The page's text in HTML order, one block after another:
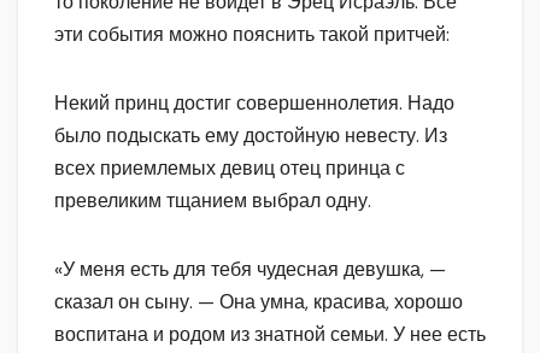
эти события можно пояснить такой притчей:
Некий принц достиг совершеннолетия. Надо
было подыскать ему достойную невесту. Из
всех приемлемых девиц отец принца с
превеликим тщанием выбрал одну.
«У меня есть для тебя чудесная девушка, —
сказал он сыну. — Она умна, красива, хорошо
воспитана и родом из знатной семьи. У нее есть